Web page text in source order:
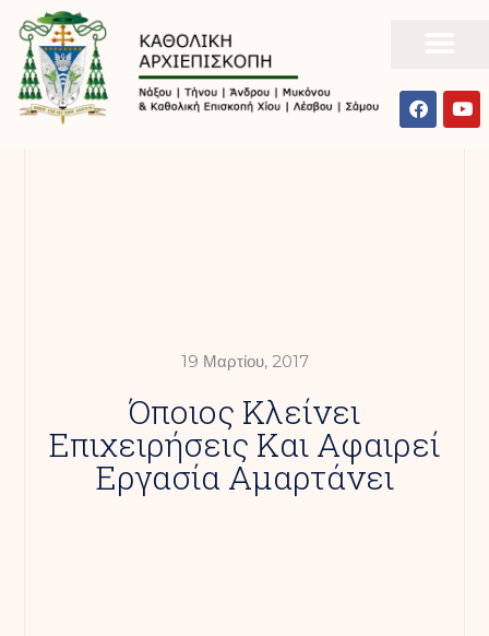
19 Μαρτίου, 2017
Όποιος Κλείνει
Επιχειρήσεις Και Αφαιρεί
Εργασία Αμαρτάνει